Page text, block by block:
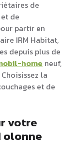
de
de
partir en
IRM Habitat,
depuis plus de
home neuf,
la
et de
votre
olonne